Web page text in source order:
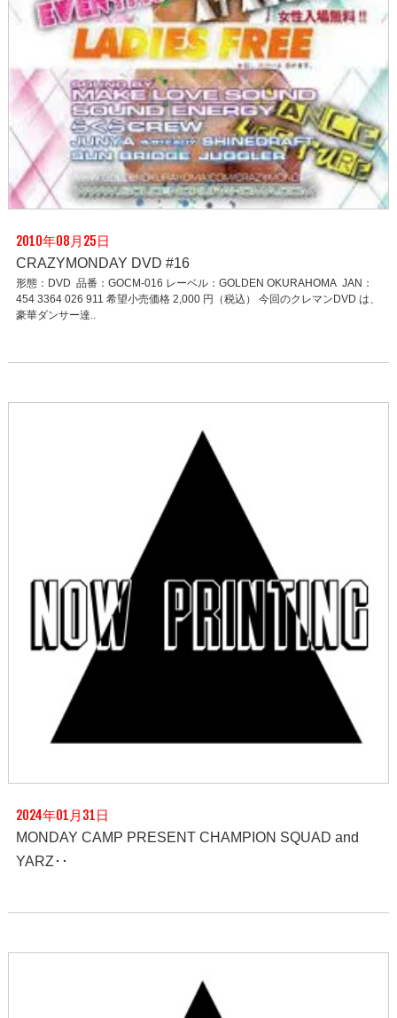
2010年08月25日
CRAZYMONDAY DVD #16
形態：DVD 品番：GOCM-016 レーベル：GOLDEN OKURAHOMA JAN：
454 3364 026 911 希望小売価格 2,000 円（税込） 今回のクレマンDVD は、
豪華ダンサー達..
2024年01月31日
MONDAY CAMP PRESENT CHAMPION SQUAD and
YARZ･･